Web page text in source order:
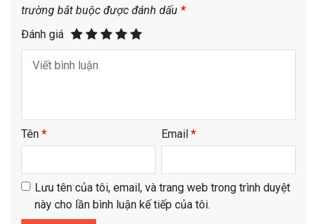
trường bắt buộc được đánh dấu *
Đánh giá
Tên * Email *
Lưu tên của tôi, email, và trang web trong trình duyệt
này cho lần bình luận kế tiếp của tôi.